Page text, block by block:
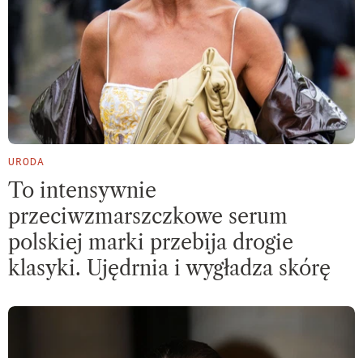
URODA
To intensywnie
przeciwzmarszczkowe serum
polskiej marki przebija drogie
klasyki. Ujędrnia i wygładza skórę